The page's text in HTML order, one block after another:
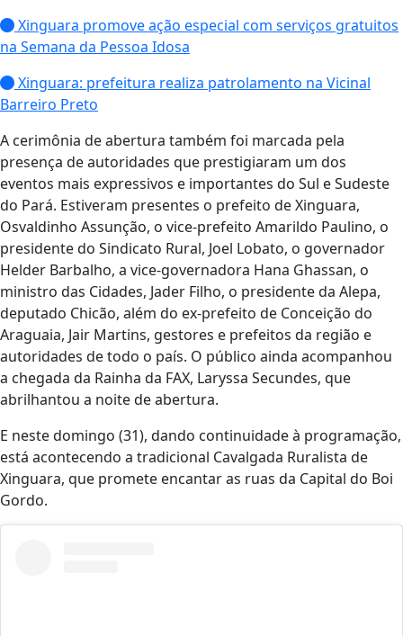
Xinguara promove ação especial com serviços gratuitos
na Semana da Pessoa Idosa
Xinguara: prefeitura realiza patrolamento na Vicinal
Barreiro Preto
A cerimônia de abertura também foi marcada pela
presença de autoridades que prestigiaram um dos
eventos mais expressivos e importantes do Sul e Sudeste
do Pará. Estiveram presentes o prefeito de Xinguara,
Osvaldinho Assunção, o vice-prefeito Amarildo Paulino, o
presidente do Sindicato Rural, Joel Lobato, o governador
Helder Barbalho, a vice-governadora Hana Ghassan, o
ministro das Cidades, Jader Filho, o presidente da Alepa,
deputado Chicão, além do ex-prefeito de Conceição do
Araguaia, Jair Martins, gestores e prefeitos da região e
autoridades de todo o país. O público ainda acompanhou
a chegada da Rainha da FAX, Laryssa Secundes, que
abrilhantou a noite de abertura.
E neste domingo (31), dando continuidade à programação,
está acontecendo a tradicional Cavalgada Ruralista de
Xinguara, que promete encantar as ruas da Capital do Boi
Gordo.